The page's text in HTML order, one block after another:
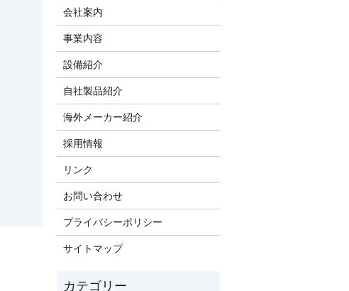
会社案内
事業内容
設備紹介
自社製品紹介
海外メーカー紹介
採用情報
リンク
お問い合わせ
プライバシーポリシー
サイトマップ